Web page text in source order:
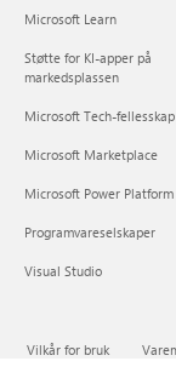
Microsoft Learn
Støtte for KI-apper på
markedsplassen
Microsoft Tech-fellesskap
Microsoft Marketplace
Microsoft Power Platform
Programvareselskaper
Visual Studio
Vilkår for bruk